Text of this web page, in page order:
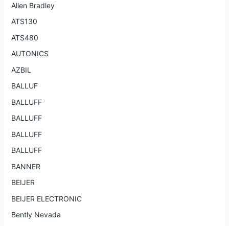
Allen Bradley
ATS130
ATS480
AUTONICS
AZBIL
BALLUF
BALLUFF
BALLUFF
BALLUFF
BALLUFF
BANNER
BEIJER
BEIJER ELECTRONIC
Bently Nevada